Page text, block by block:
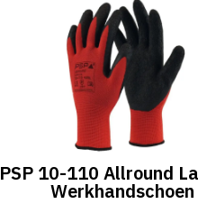
PSP 10-110 Allround
Werkhandschoen